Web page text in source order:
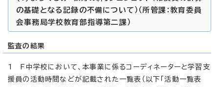
の基礎となる記録の不備について）（所管課：教育委員
会事務局学校教育部指導第二課）
監査の結果
1 F中学校において、本事業に係るコーディネーターと学習支
援員の活動時間などが記載された一覧表（以下「活動一覧表